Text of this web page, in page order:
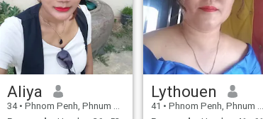
Aliya
34 • Phnom Penh, Phnum Pénh, Cambolla
Lythouen
41 • Phnom Penh, Phnum Pénh, Cambolla